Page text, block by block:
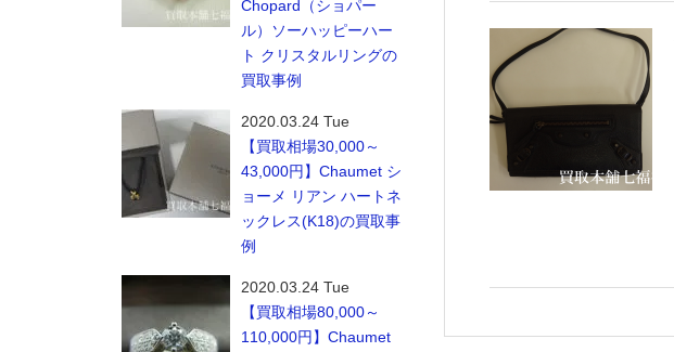
Chopard（ショパー
ル）ソーハッピーハー
ト クリスタルリングの
買取事例
2020.03.24 Tue
【買取相場30,000～
43,000円】Chaumet シ
ョーメ リアン ハートネ
ックレス(K18)の買取事
例
2020.03.24 Tue
【買取相場80,000～
110,000円】Chaumet